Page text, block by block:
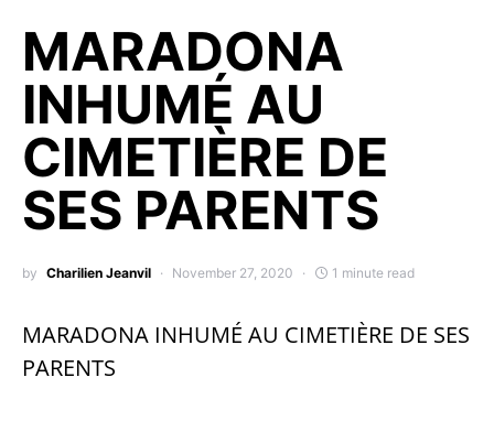
MARADONA
INHUMÉ AU
CIMETIÈRE DE
SES PARENTS
by Charilien Jeanvil November 27, 2020 1 minute read
MARADONA INHUMÉ AU CIMETIÈRE DE SES
PARENTS